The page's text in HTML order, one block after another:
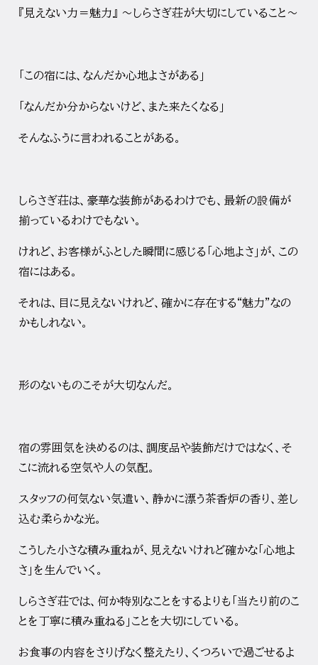
『見えない力＝魅力』 〜しらさぎ荘が大切にしていること〜
「この宿には、なんだか心地よさがある」
「なんだか分からないけど、また来たくなる」
そんなふうに言われることがある。
しらさぎ荘は、豪華な装飾があるわけでも、 最新の設備が
揃っているわけでもない。
けれど、 お客様がふとした瞬間に感じる「心地よさ」が、この
宿にはある。
それは、目に見えないけれど、確かに存在する“魅力”なの
かもしれない。
形のないものこそが大切なんだ。
宿の雰囲気を決めるのは、調度品や装飾だけではなく、 そ
こに流れる空気や人の気配。
スタッフの何気ない気遣い、 静かに漂う茶香炉の香り、差し
込む柔らかな光。
こうした小さな積み重ねが、見えないけれど確かな「心地よ
さ」 を生んでいく。
しらさぎ荘では、何か特別なことをするよりも「 当たり前のこ
とを丁寧に積み重ねる」ことを大切にしている。
お食事の内容をさりげなく整えたり、 くつろいで過ごせるよ